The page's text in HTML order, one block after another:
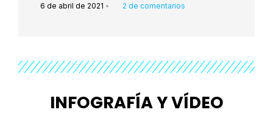
6 de abril de 2021 • 2 de comentarios
INFOGRAFÍA Y VÍDEO